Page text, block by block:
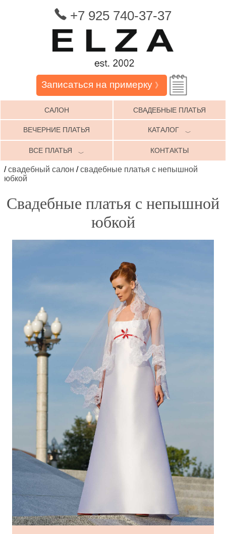
+7 925 740-37-37
Записаться на примерку 》
САЛОН СВАДЕБНЫЕ ПЛАТЬЯ
ВЕЧЕРНИЕ ПЛАТЬЯ КАТАЛОГ ﹀
ВСЕ ПЛАТЬЯ ﹀ КОНТАКТЫ
/свадебный салон /свадебные платья с непышной
юбкой
Свадебные платья с непышной
юбкой